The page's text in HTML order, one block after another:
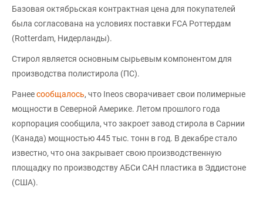
Базовая октябрьская контрактная цена для покупателей
была согласована на условиях поставки FCA Роттердам
(Rotterdam, Нидерланды).
Стирол является основным сырьевым компонентом для
производства полистирола (ПС).
Ранеесообщалось, что Ineos сворачивает свои полимерные
мощности в Северной Америке. Летом прошлого года
корпорация сообщила, что закроет завод стирола в Сарнии
(Канада) мощностью 445 тыс. тонн в год. В декабре стало
известно, что она закрывает свою производственную
площадку по производству АБСи САН пластика в Эддистоне
(США).